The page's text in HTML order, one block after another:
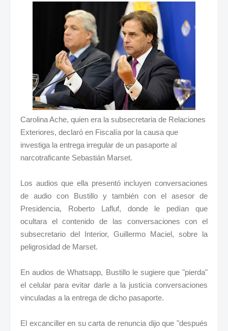
Carolina Ache, quien era la subsecretaria de Relaciones
Exteriores, declaró en Fiscalía por la causa que
investiga la entrega irregular de un pasaporte al
narcotraficante Sebastián Marset.
Los audios que ella presentó incluyen conversaciones
de audio con Bustillo y también con el asesor de
Presidencia, Roberto Lafluf, donde le pedían que
ocultara el contenido de las conversaciones con el
subsecretario del Interior, Guillermo Maciel, sobre la
peligrosidad de Marset.
En audios de Whatsapp, Bustillo le sugiere que "pierda"
el celular para evitar darle a la justicia conversaciones
vinculadas a la entrega de dicho pasaporte.
El excanciller en su carta de renuncia dijo que "después